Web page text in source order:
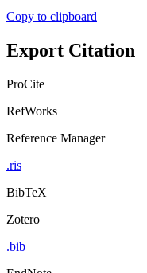
Copy to clipboard
Export Citation
ProCite
RefWorks
Reference Manager
.ris
BibTeX
Zotero
.bib